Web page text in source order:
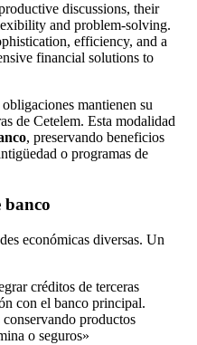
mantienen su
de Cetelem. Esta modalidad
, preservando beneficios
o programas de
económicas diversas. Un
con el banco principal.
productos
o seguros»